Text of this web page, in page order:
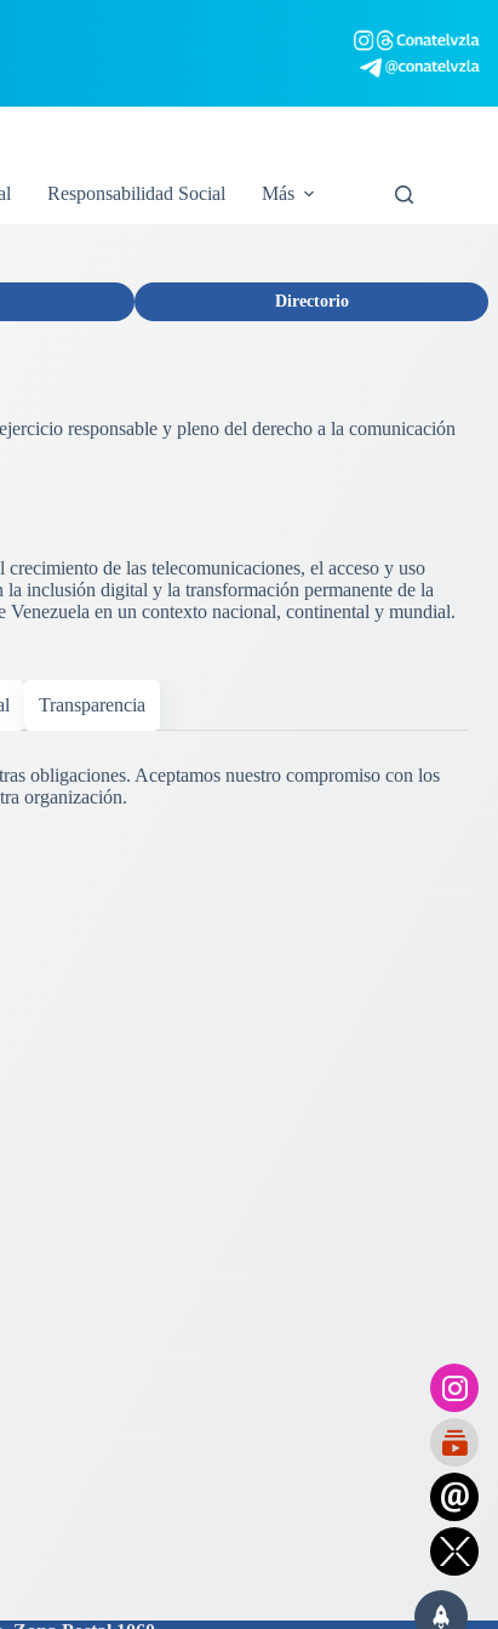
Responsabilidad Social Más
Directorio
responsable y pleno del derecho a la comunicación
de las telecomunicaciones, el acceso y uso
inclusión digital y la transformación permanente de la
en un contexto nacional, continental y mundial.
Transparencia
obligaciones. Aceptamos nuestro compromiso con los
organización.